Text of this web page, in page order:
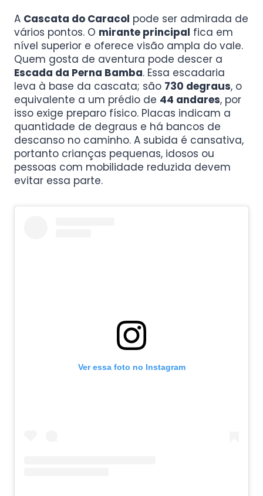
A Cascata do Caracol pode ser admirada de
vários pontos. O mirante principal fica em
nível superior e oferece visão ampla do vale.
Quem gosta de aventura pode descer a
Escada da Perna Bamba. Essa escadaria
leva à base da cascata; são 730 degraus, o
equivalente a um prédio de 44 andares, por
isso exige preparo físico. Placas indicam a
quantidade de degraus e há bancos de
descanso no caminho. A subida é cansativa,
portanto crianças pequenas, idosos ou
pessoas com mobilidade reduzida devem
evitar essa parte.
Ver essa foto no Instagram